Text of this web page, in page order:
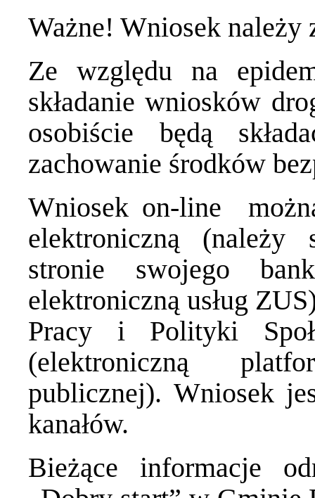
Ważne! Wniosek należy
Ze względu na
składanie wniosków
osobiście będą
zachowanie środków
Wniosek on-line
elektroniczną
stronie swojego
elektroniczną usług
Pracy i Polityki
(elektroniczną
publicznej). Wniosek
kanałów.
Bieżące informacje